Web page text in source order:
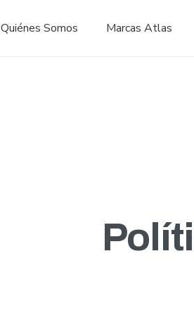
Quiénes Somos Marcas Atlas